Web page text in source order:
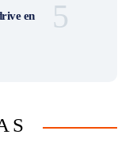
en